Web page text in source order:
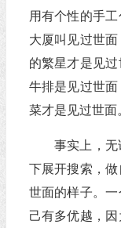
用有个性的手
大厦叫见过世
的繁星才是见
牛排是见过世
菜才是见过世面
事实上，
下展开搜索，
世面的样子。
己有多优越，